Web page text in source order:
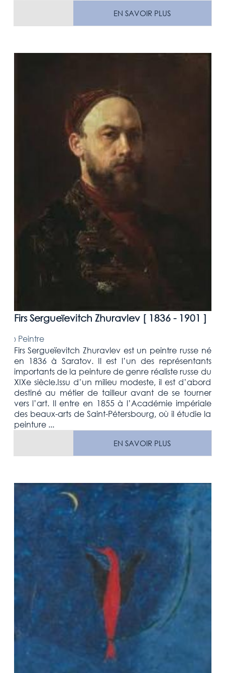
EN SAVOIR PLUS
Firs Sergueïevitch Zhuravlev [ 1836 - 1901 ]
› Peintre
Firs Sergueïevitch Zhuravlev est un peintre russe né
en 1836 à Saratov. Il est l’un des représentants
importants de la peinture de genre réaliste russe du
XIXe siècle.Issu d’un milieu modeste, il est d’abord
destiné au métier de tailleur avant de se tourner
vers l’art. Il entre en 1855 à l’Académie impériale
des beaux-arts de Saint-Pétersbourg, où il étudie la
peinture ...
EN SAVOIR PLUS